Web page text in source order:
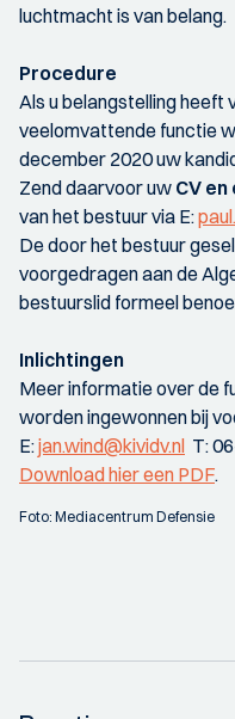
luchtmacht is van belang.
Procedure
Als u belangstelling heeft
veelomvattende functie
december 2020 uw
Zend daarvoor uw CV
van het bestuur via E:
De door het bestuur
voorgedragen aan de
bestuurslid formeel
Inlichtingen
Meer informatie over de
worden ingewonnen bij
E:jan.wind@kividv.nl T:
Download hier een PDF.
Foto: Mediacentrum Defensie